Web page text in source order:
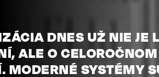
DNES UŽ NIE JE
ALE O CELOROČNOM
MODERNÉ SYSTÉMY